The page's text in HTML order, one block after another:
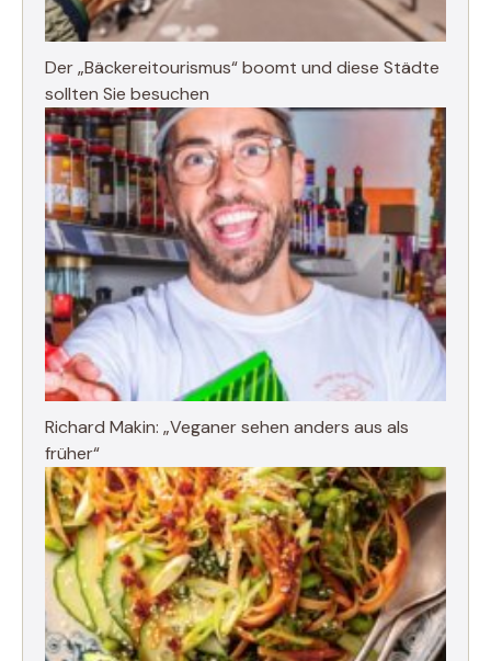
Der „Bäckereitourismus“ boomt und diese Städte
sollten Sie besuchen
Richard Makin: „Veganer sehen anders aus als
früher“